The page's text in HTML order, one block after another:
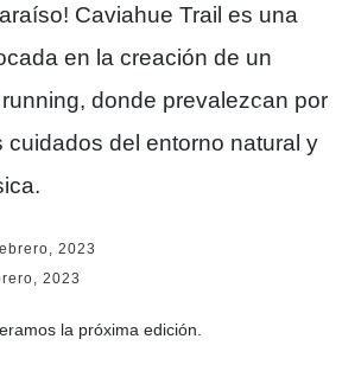
Caviahue Trail es una
en la creación de un
donde prevalezcan por
cuidados del entorno natural y
2023
2023
la próxima edición.